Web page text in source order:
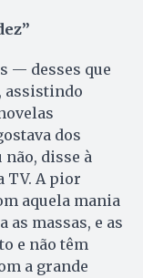
— desses que
assistindo
dos
disse à
TV. A pior
aquela mania
as massas, e as
e não têm
a grande